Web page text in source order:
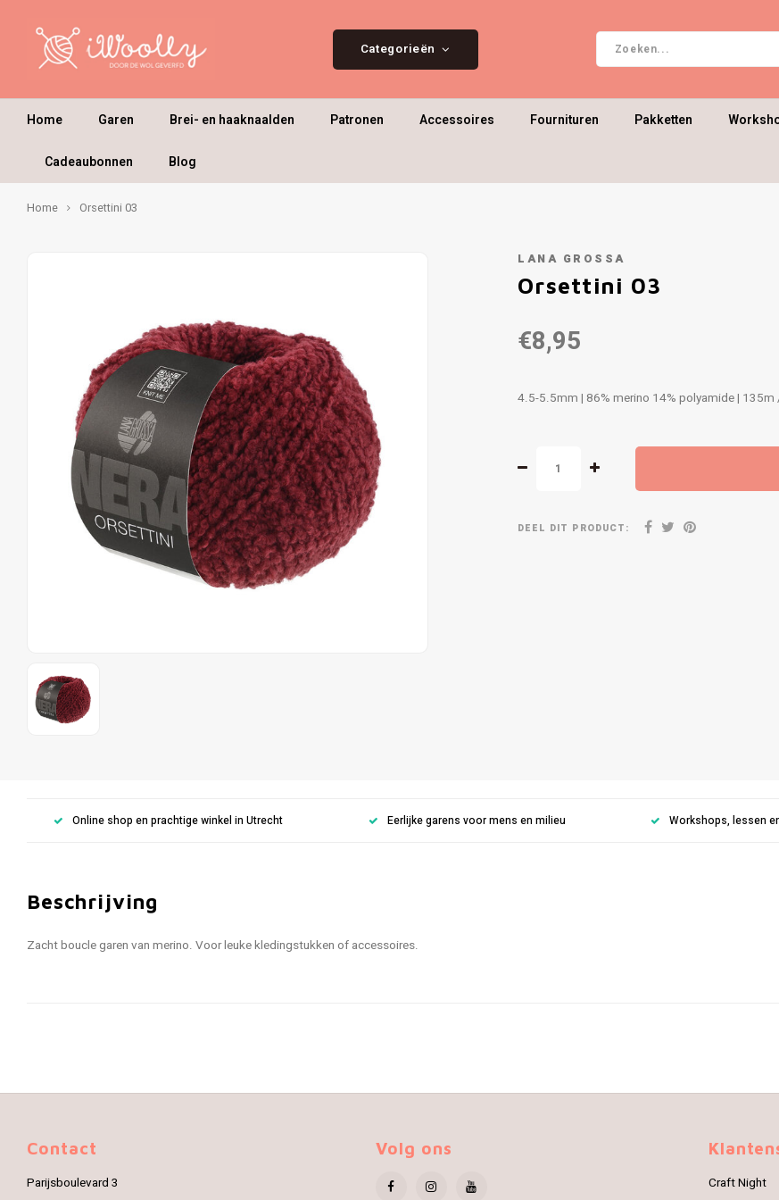
Categorieën
Home Garen Brei- en haaknaalden Patronen Accessoires Fournituren Pakketten
Cadeaubonnen Blog
Home Orsettini 03
LANA GROSSA
Orsettini 03
€8,95
4.5-5.5mm | 86% merino 14% polyamide |
DEEL DIT PRODUCT:
Online shop en prachtige winkel in Utrecht Eerlijke garens voor mens en milieu Workshops, lessen
Beschrijving
Zacht boucle garen van merino. Voor leuke kledingstukken of accessoires.
Contact
Parijsboulevard 3
Volg ons
Craft Night